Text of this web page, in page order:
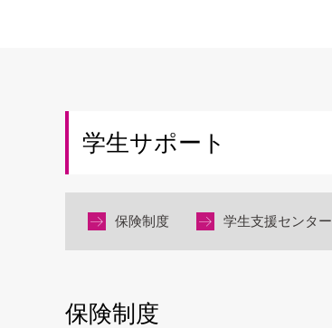
学生サポート
保険制度 学生支援センター
保険制度